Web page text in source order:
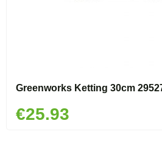
Greenworks Ketting 30cm
€25.93